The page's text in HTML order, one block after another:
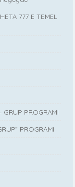
777 E TEMEL
GRUP PROGRAMI
PROGRAMI